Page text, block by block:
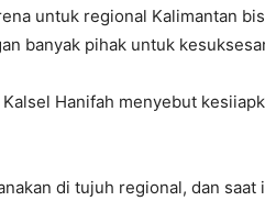
untuk regional Kalimantan
banyak pihak untuk
Hanifah menyebut
di tujuh regional, dan